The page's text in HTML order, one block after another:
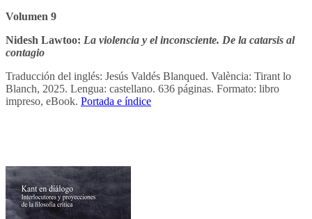
Volumen 9
Nidesh Lawtoo: La violencia y el inconsciente. De la catarsis al
contagio
Traducción del inglés: Jesús Valdés Blanqued. València: Tirant lo
Blanch, 2025. Lengua: castellano. 636 páginas. Formato: libro
impreso, eBook. Portada e índice